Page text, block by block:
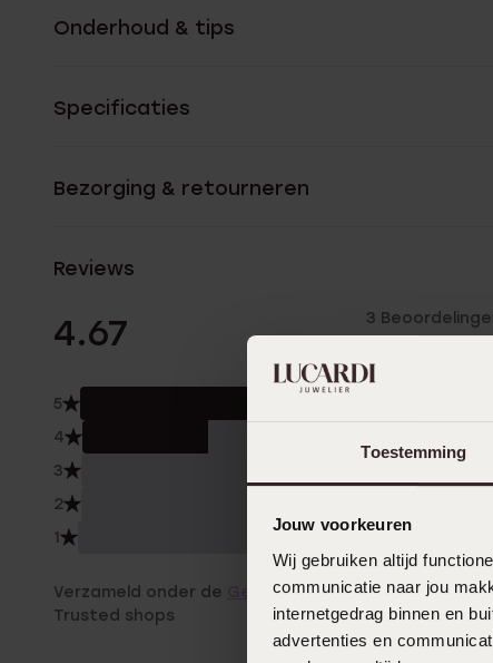
Toestemming
Jouw voorkeuren
Wij gebruiken altijd
communicatie naar jou
internetgedrag binnen en
advertenties en
Onderhoud & tips
Specificaties
Bezorging & retourneren
Reviews
4.67 3
5
4
3
2
1
Verzameld onder de Gebruiksvoorwaardenvan
Trusted shops